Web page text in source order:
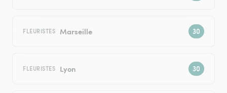
FLEURISTES Marseille
FLEURISTES Lyon